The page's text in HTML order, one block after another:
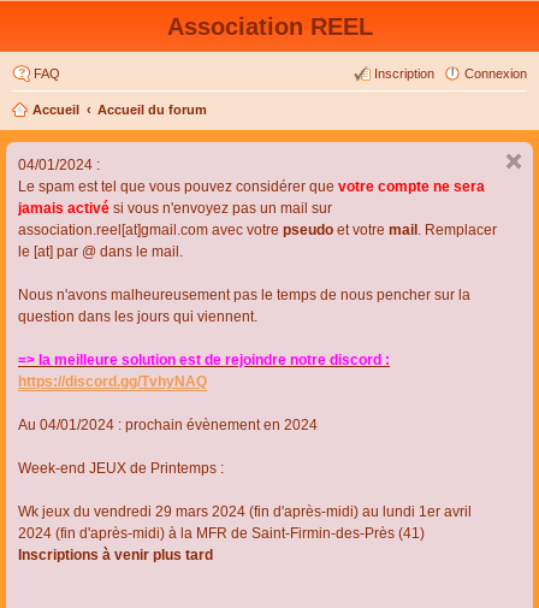
Association REEL
FAQ Connexion
Inscription
Accueil Accueil du forum
04/01/2024 :
Le spam est tel que vous pouvez considérer que votre compte ne sera
jamais activé si vous n'envoyez pas un mail sur
association.reel[at]gmail.com avec votre pseudo et votre mail . Remplacer
le [at] par @ dans le mail.
Nous n'avons malheureusement pas le temps de nous pencher sur la
question dans les jours qui viennent.
=> la meilleure solution est de rejoindre notre discord :
https://discord.gg/TvhyNAQ
Au 04/01/2024 : prochain évènement en 2024
Week-end JEUX de Printemps :
Wk jeux du vendredi 29 mars 2024 (fin d'après-midi) au lundi 1er avril
2024 (fin d'après-midi) à la MFR de Saint-Firmin-des-Près (41)
Inscriptions à venir plus tard